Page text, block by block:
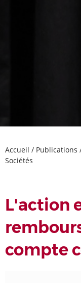
Accueil / Publications
Sociétés
L'action
compte